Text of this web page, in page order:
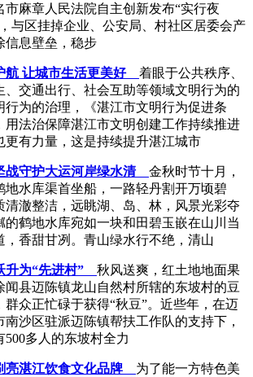
市麻章人民法院自主创新发布“实行夜
与区挂掉企业、公安局、村社区居委会产
信息壁垒，稳步
航 让城市生活更美好
着眼于公共秩序、
、交通出行、社会互助等领域文明行为的
行为的治理，《湛江市文明行为促进条
用法治保障湛江市文明创建工作持续推进
更有力量，这是持续提升湛江城市
战守护大运河岸绿水清
金秋时节十月，
地水库渠首坐船，一路轻丹割开万顷碧
清澈整洁，远眺湖、岛、林，风景光彩夺
的鹤地水库宛如一块和田碧玉嵌在山川当
，香甜甘冽。青山绿水行不绝，清山
升为“先进村”
秋风送爽，红土地地面果
闻县迈陈镇龙山自然村所辖的东坡村的豆
群众正忙碌于获得“秋豆”。近些年，在迈
南沙区驻派迈陈镇帮扶工作队的支持下，
500多人的东坡村全力
亮湛江饮食文化品牌
为了能一方特色美